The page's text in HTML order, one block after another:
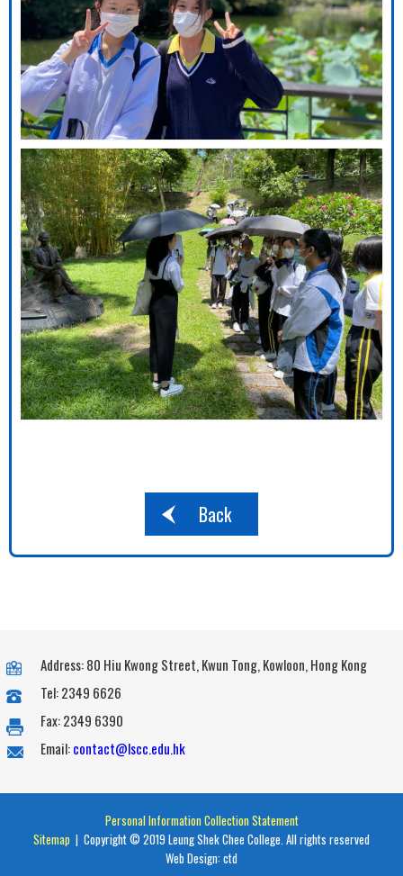
Back
Address: 80 Hiu Kwong Street, Kwun Tong, Kowloon, Hong Kong
Tel: 2349 6626
Fax: 2349 6390
Email:contact@lscc.edu.hk
Personal Information Collection Statement
Sitemap | Copyright © 2019 Leung Shek Chee College. All rights reserved
Web Design: ctd